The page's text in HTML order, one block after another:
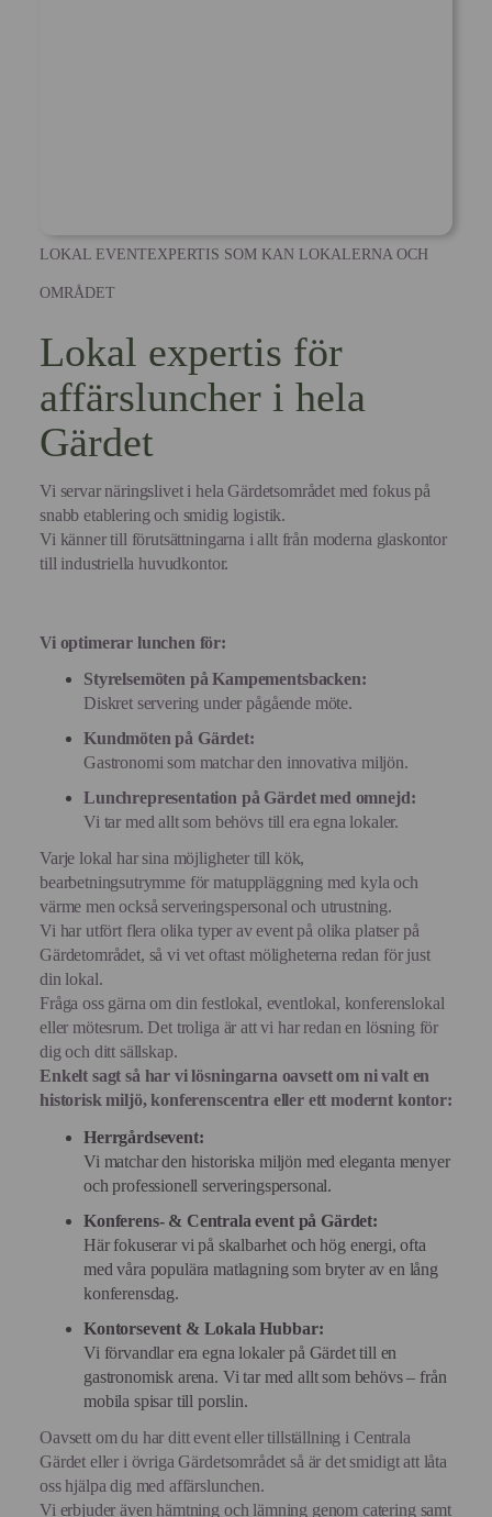
LOKAL EVENTEXPERTIS SOM KAN LOKALERNA OCH
OMRÅDET
Lokal expertis för
affärsluncher i hela
Gärdet
Vi servar näringslivet i hela Gärdetsområdet med fokus på
snabb etablering och smidig logistik.
Vi känner till förutsättningarna i allt från moderna glaskontor
till industriella huvudkontor.
Vi optimerar lunchen för:
Styrelsemöten på Kampementsbacken:
Diskret servering under pågående möte.
Kundmöten på Gärdet:
Gastronomi som matchar den innovativa miljön.
Lunchrepresentation på Gärdet med omnejd:
Vi tar med allt som behövs till era egna lokaler.
Varje lokal har sina möjligheter till kök,
bearbetningsutrymme för matuppläggning med kyla och
värme men också serveringspersonal och utrustning.
Vi har utfört flera olika typer av event på olika platser på
Gärdetområdet, så vi vet oftast möligheterna redan för just
din lokal.
Fråga oss gärna om din festlokal, eventlokal, konferenslokal
eller mötesrum. Det troliga är att vi har redan en lösning för
dig och ditt sällskap.
Enkelt sagt så har vi lösningarna oavsett om ni valt en
historisk miljö, konferenscentra eller ett modernt kontor:
Herrgårdsevent:
Vi matchar den historiska miljön med eleganta menyer
och professionell serveringspersonal.
Konferens- & Centrala event på Gärdet:
Här fokuserar vi på skalbarhet och hög energi, ofta
med våra populära matlagning som bryter av en lång
konferensdag.
Kontorsevent & Lokala Hubbar:
Vi förvandlar era egna lokaler på Gärdet till en
gastronomisk arena. Vi tar med allt som behövs – från
mobila spisar till porslin.
Oavsett om du har ditt event eller tillställning i Centrala
Gärdet eller i övriga Gärdetsområdet så är det smidigt att låta
oss hjälpa dig med affärslunchen.
Vi erbjuder även hämtning och lämning genom catering samt